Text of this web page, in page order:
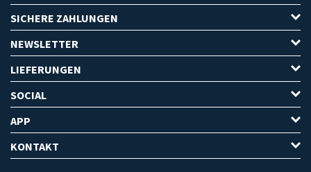
SICHERE ZAHLUNGEN
NEWSLETTER
LIEFERUNGEN
SOCIAL
APP
KONTAKT